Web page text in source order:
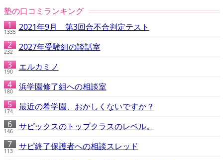
塾の口コミランキング
1335 2021年9月 第3回合不合判定テスト
232 2027年受験組の談話室
190 エルカミノ
180 浜学園修了組への相談室
174 最近の希学園、おかしくないですか？
146 サピックスのトップクラスのレベル。
113 サピ終了保護者への相談スレッド